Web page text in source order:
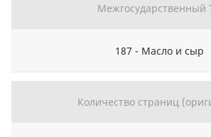
Межгосударственный
187 - Масло и сыр
Количество страниц